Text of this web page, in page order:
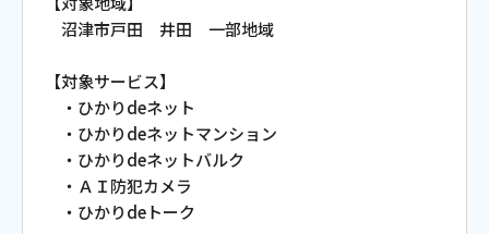
おトクな情報
対応エリア
沼津市戸田 井田 一部地域
【対象サービス】
・ひかりdeネット
・ひかりdeネットマンション
・ひかりdeネットバルク
・ＡＩ防犯カメラ
・ひかりdeトーク